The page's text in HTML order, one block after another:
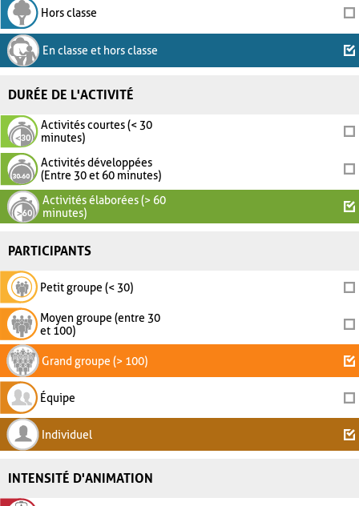
Hors classe
En classe et hors classe
DURÉE DE L'ACTIVITÉ
Activités courtes (< 30
minutes)
Activités développées
(Entre 30 et 60 minutes)
Activités élaborées (> 60
minutes)
PARTICIPANTS
Petit groupe (< 30)
Moyen groupe (entre 30
et 100)
Grand groupe (> 100)
Équipe
Individuel
INTENSITÉ D'ANIMATION